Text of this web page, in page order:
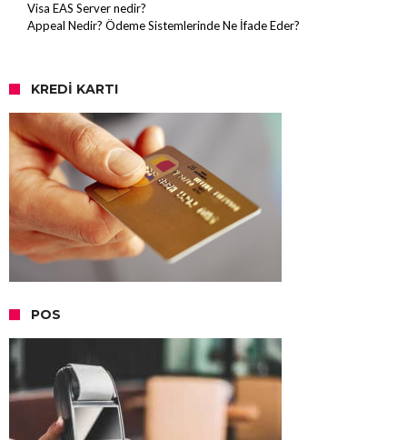
Visa EAS Server nedir?
Appeal Nedir? Ödeme Sistemlerinde Ne İfade Eder?
KREDI KARTI
POS